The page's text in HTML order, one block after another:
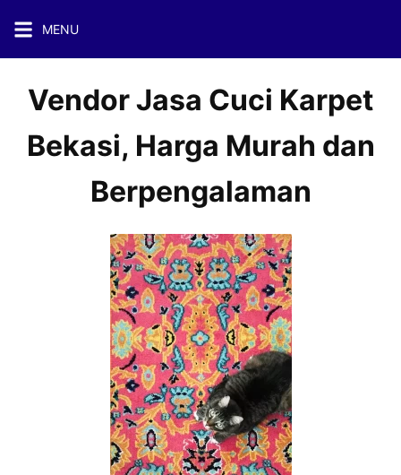
content
MENU
Vendor Jasa Cuci Karpet
Bekasi, Harga Murah dan
Berpengalaman